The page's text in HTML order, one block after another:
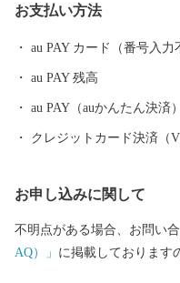
な農畜産物、「大分ふぐ」
野の鶏めし」など多彩な食
をしていただいた方には、
ていただきます。 【ご注意】 ・返礼品の送付は、大分市外にお住
まいの方に限らせていただ
です。 ※長期不在、住所不
った場合、再発送は出来か
け取りできない期間が予め
お支払い方法
au PAY カード（番号入力
au PAY 残高
au PAY（auかんたん決済
クレジットカード決済（
お申し込みに関して
不明点がある場合、お問い
AQ）」 に掲載しております